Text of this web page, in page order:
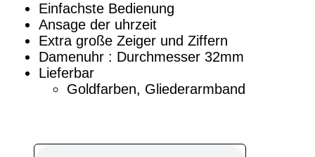
Einfachste Bedienung
Ansage der uhrzeit
Extra große Zeiger und Ziffern
Damenuhr : Durchmesser 32mm
Lieferbar
Goldfarben, Gliederarmband